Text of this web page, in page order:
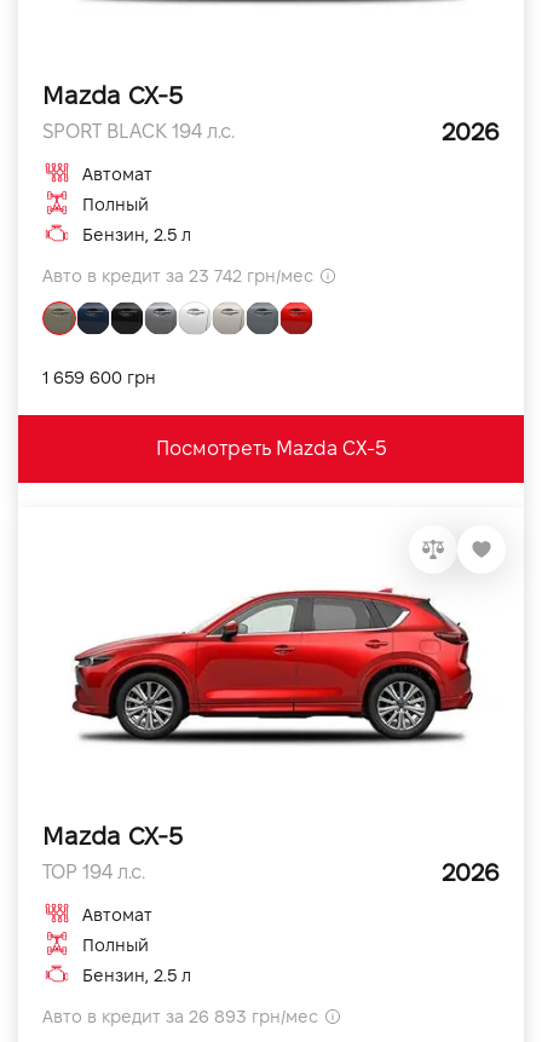
Mazda CX-5
SPORT BLACK 194 л.с. 2026
Автомат
Полный
Бензин, 2.5 л
Авто в кредит за 23 742 грн/мес
1 659 600 грн
Посмотреть Mazda CX-5
Mazda CX-5
TOP 194 л.с. 2026
Автомат
Полный
Бензин, 2.5 л
Авто в кредит за 26 893 грн/мес